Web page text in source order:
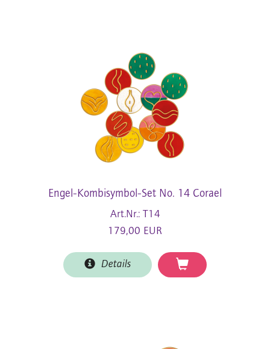
Engel-Kombisymbol-Set No. 14 Corael
Art.Nr.: T14
179,00 EUR
Details